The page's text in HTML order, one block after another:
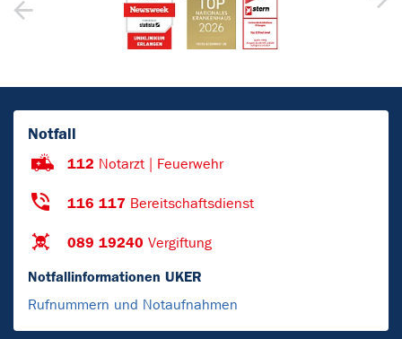
Notfall
112 Notarzt | Feuerwehr
116 117 Bereitschaftsdienst
089 19240 Vergiftung
Notfallinformationen UKER
Rufnummern und Notaufnahmen